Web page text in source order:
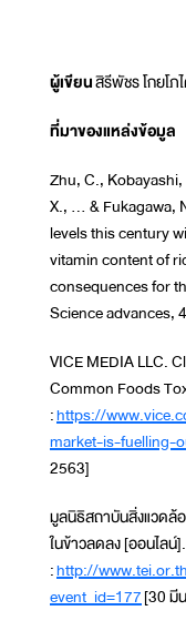
ผู้เขียนสิรีพัชร โกยโภ
ที่มาของแหล่งข้อมูล
Zhu, C.,
X., ... & Fukagawa,
levels this century
vitamin content of
consequences for
Science advances,
VICE MEDIA LLC.
Common Foods
:https://
market-is-fuelling-
2563]
มูลนิธิสถาบันสิ่งแวดล้
ในข้าวลดลง [ออนไลน์
:http://
event_id=177[30 มี